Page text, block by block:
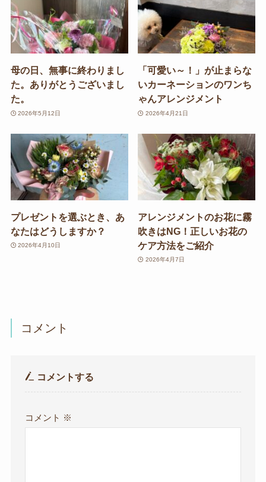
母の日、無事に終わりまし
た。ありがとうございまし
た。
2026年5月12日
「可愛い～！」が止まらな
いカーネーションのワンち
ゃんアレンジメント
2026年4月21日
プレゼントを選ぶとき、あ
なたはどうしますか？
2026年4月10日
アレンジメントのお花に霧
吹きはNG！正しいお花の
ケア方法をご紹介
2026年4月7日
コメント
コメントする
コメント ※